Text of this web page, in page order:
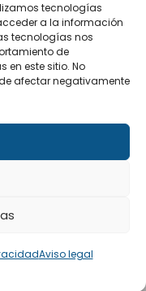
tecnologías
a la información
tecnologías nos
de
este sitio. No
afectar negativamente
Aviso legal
la Conselleria de
Cooperación y
la Diputación
S.L.